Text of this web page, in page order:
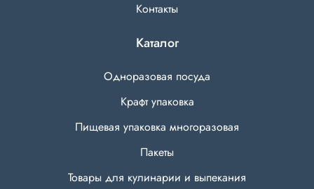
Контакты
Каталог
Одноразовая посуда
Крафт упаковка
Пищевая упаковка многоразовая
Пакеты
Товары для кулинарии и выпекания